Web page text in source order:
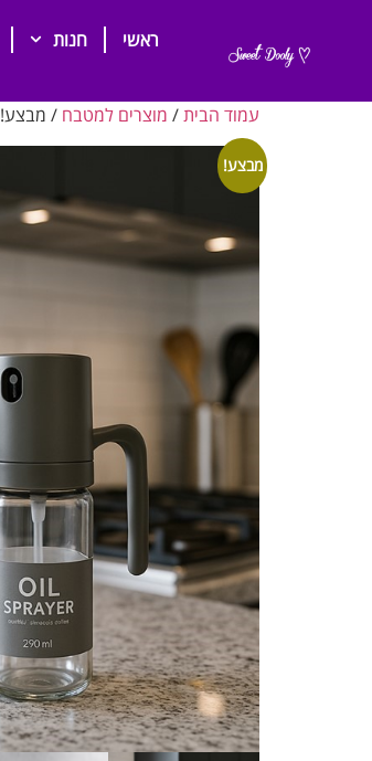
ראשי חנות
עמוד הבית/ מוצרים למטבח / מבצע! 2 בקבוקים למרסס שמן מזכוכית 250 מל’
מבצע!